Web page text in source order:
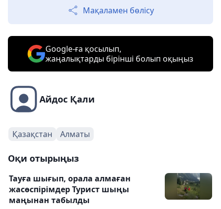
Мақаламен бөлісу
Google-ға қосылып,
жаңалықтарды бірінші болып оқыңыз
Айдос Қали
Қазақстан Алматы
Оқи отырыңыз
Тауға шығып, орала алмаған
жасөспірімдер Турист шыңы
маңынан табылды